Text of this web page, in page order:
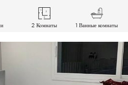
2 Комнаты 1 Ванные комнаты